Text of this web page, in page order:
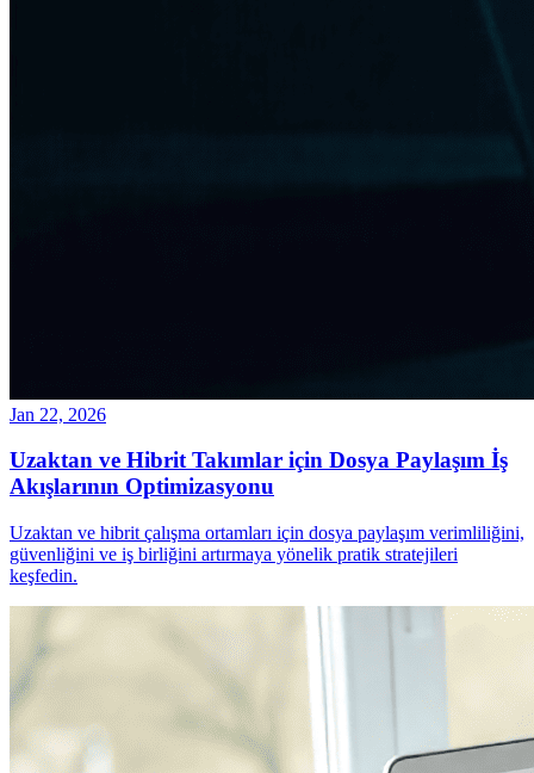
Jan 22, 2026
Uzaktan ve Hibrit Takımlar için Dosya Paylaşım İş
Akışlarının Optimizasyonu
Uzaktan ve hibrit çalışma ortamları için dosya paylaşım verimliliğini,
güvenliğini ve iş birliğini artırmaya yönelik pratik stratejileri
keşfedin.